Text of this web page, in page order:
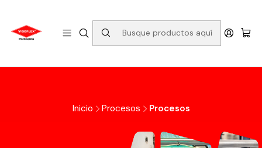
Inicio Procesos Procesos